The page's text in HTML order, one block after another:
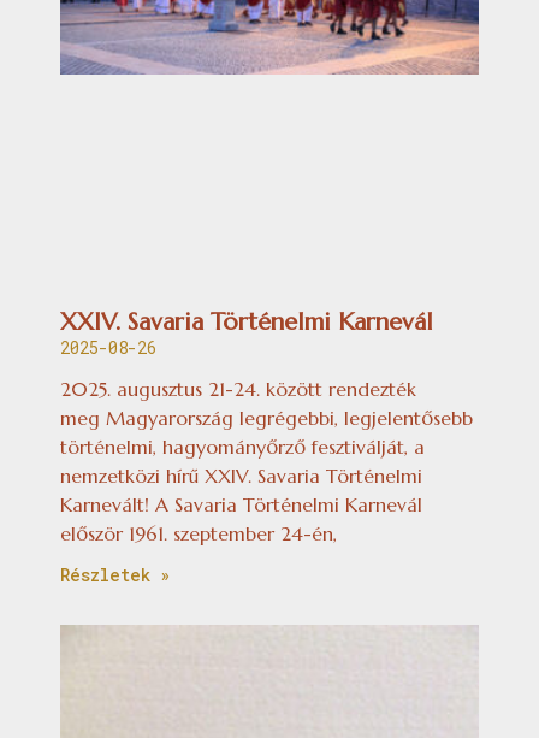
XXIV. Savaria Történelmi Karnevál
2025-08-26
2025. augusztus 21-24. között rendezték
meg Magyarország legrégebbi, legjelentősebb
történelmi, hagyományőrző fesztiválját, a
nemzetközi hírű XXIV. Savaria Történelmi
Karnevált! A Savaria Történelmi Karnevál
először 1961. szeptember 24-én,
Részletek »